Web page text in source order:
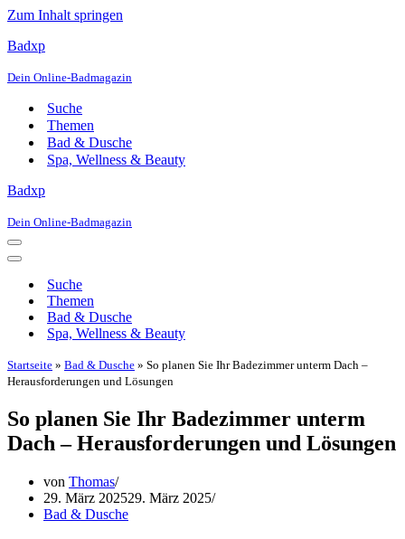
Zum Inhalt springen
Badxp
Dein Online-Badmagazin
Suche
Themen
Bad & Dusche
Spa, Wellness & Beauty
Badxp
Dein Online-Badmagazin
Navigationsmenü
Navigationsmenü
Suche
Themen
Bad & Dusche
Spa, Wellness & Beauty
Startseite » Bad & Dusche » So planen Sie Ihr Badezimmer unterm Dach –
Herausforderungen und Lösungen
So planen Sie Ihr Badezimmer unterm
Dach – Herausforderungen und Lösungen
von Thomas
29. März 202529. März 2025
Bad & Dusche